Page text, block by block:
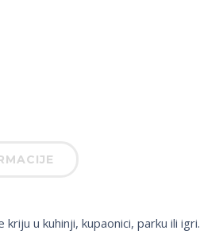
u kuhinji, kupaonici, parku ili igri.